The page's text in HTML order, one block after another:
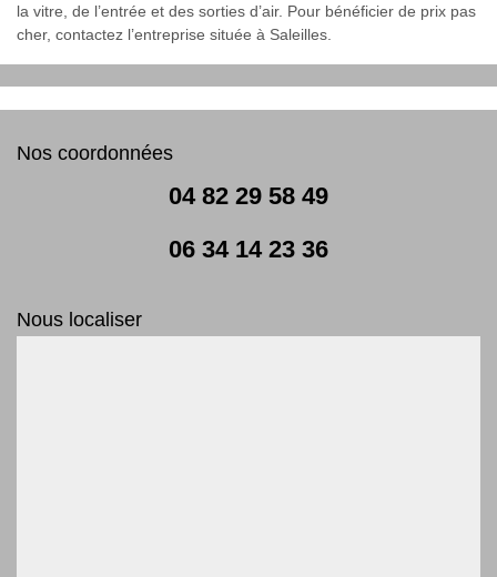
la vitre, de l’entrée et des sorties d’air. Pour bénéficier de prix pas
cher, contactez l’entreprise située à Saleilles.
Nos coordonnées
04 82 29 58 49
06 34 14 23 36
Nous localiser